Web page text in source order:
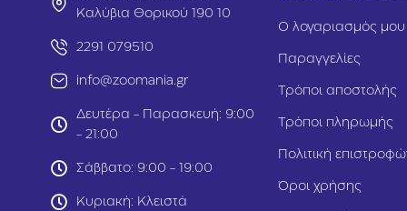
Καλύβια Θορικού 190 10
2291 079510
info@zoomania.gr
Δευτέρα - Παρασκευή: 9:00
- 21:00
Σάββατο: 9:00 - 19:00
Κυριακή: Κλειστά
Ο λογαριασμός μου
Παραγγελίες
Τρόποι αποστολής
Τρόποι πληρωμής
Πολιτική
Όροι χρήσης